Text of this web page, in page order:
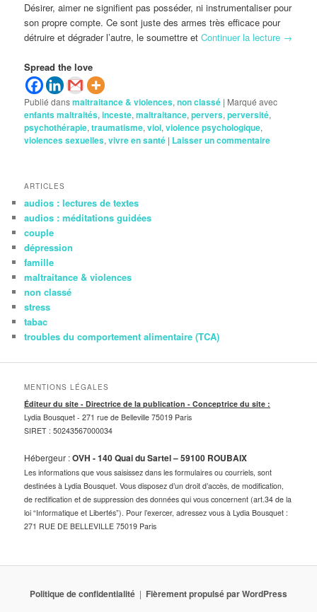
Désirer, aimer ne signifient pas posséder, ni instrumentaliser pour
son propre compte. Ce sont juste des armes très efficace pour
détruire et dégrader l’autre, le soumettre etContinuer la lecture →
Spread the love
Publié dansmaltraitance & violences,non classé | Marqué avec
enfants maltraités,inceste,maltraitance,pervers,perversité,
psychothérapie,traumatisme,viol,violence psychologique,
violences sexuelles,vivre en santé | Laisser un commentaire
ARTICLES
audios : lectures de textes
audios : méditations guidées
couple
dépression
famille
maltraitance & violences
non classé
stress
tabac
troubles du comportement alimentaire (TCA)
MENTIONS LÉGALES
Éditeur du site - Directrice de la publication - Conceptrice du site :
Lydia Bousquet -271 rue de Belleville 75019 Paris
SIRET : 50243567000034
Hébergeur :OVH - 140 Quai du Sartel – 59100 ROUBAIX
Les informations que vous saisissez dans les formulaires ou courriels, sont
destinées à Lydia Bousquet. Vous disposez d’un droit d’accès, de modification,
de rectification et de suppression des données qui vous concernent (art.34 de la
loi “Informatique et Libertés”). Pour l’exercer, adressez vous à Lydia Bousquet :
271 RUE DE BELLEVILLE 75019 Paris
Politique de confidentialité Fièrement propulsé par WordPress